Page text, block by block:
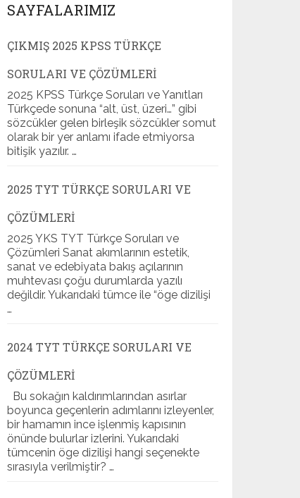
SAYFALARIMIZ
ÇIKMIŞ 2025 KPSS TÜRKÇE
SORULARI VE ÇÖZÜMLERI
2025 KPSS Türkçe Soruları ve Yanıtları
Türkçede sonuna “alt, üst, üzeri…” gibi
sözcükler gelen birleşik sözcükler somut
olarak bir yer anlamı ifade etmiyorsa
bitişik yazılır. …
2025 TYT TÜRKÇE SORULARI VE
ÇÖZÜMLERI
2025 YKS TYT Türkçe Soruları ve
Çözümleri Sanat akımlarının estetik,
sanat ve edebiyata bakış açılarının
muhtevası çoğu durumlarda yazılı
değildir. Yukarıdaki tümce ile “öge dizilişi
…
2024 TYT TÜRKÇE SORULARI VE
ÇÖZÜMLERI
Bu sokağın kaldırımlarından asırlar
boyunca geçenlerin adımlarını izleyenler,
bir hamamın ince işlenmiş kapısının
önünde bulurlar izlerini. Yukarıdaki
tümcenin öge dizilişi hangi seçenekte
sırasıyla verilmiştir? …